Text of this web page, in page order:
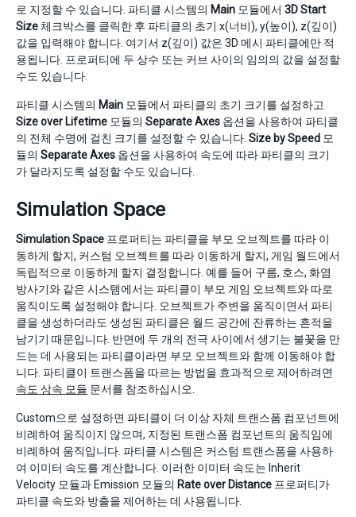
로 지정할 수 있습니다. 파티클 시스템의 Main 모듈에서 3D Start
Size 체크박스를 클릭한 후 파티클의 초기 x(너비), y(높이), z(깊이)
값을 입력해야 합니다. 여기서 z(깊이) 값은 3D 메시 파티클에만 적
용됩니다. 프로퍼티에 두 상수 또는 커브 사이의 임의의 값을 설정할
수도 있습니다.
파티클 시스템의 Main 모듈에서 파티클의 초기 크기를 설정하고
Size over Lifetime 모듈의 Separate Axes 옵션을 사용하여 파티클
의 전체 수명에 걸친 크기를 설정할 수 있습니다. Size by Speed 모
듈의 Separate Axes 옵션을 사용하여 속도에 따라 파티클의 크기
가 달라지도록 설정할 수도 있습니다.
Simulation Space
Simulation Space 프로퍼티는 파티클을 부모 오브젝트를 따라 이
동하게 할지, 커스텀 오브젝트를 따라 이동하게 할지, 게임 월드에서
독립적으로 이동하게 할지 결정합니다. 예를 들어 구름, 호스, 화염
방사기와 같은 시스템에서는 파티클이 부모 게임 오브젝트와 따로
움직이도록 설정해야 합니다. 오브젝트가 주변을 움직이면서 파티
클을 생성하더라도 생성된 파티클은 월드 공간에 잔류하는 흔적을
남기기 때문입니다. 반면에 두 개의 전극 사이에서 생기는 불꽃을 만
드는 데 사용되는 파티클이라면 부모 오브젝트와 함께 이동해야 합
니다. 파티클이 트랜스폼을 따르는 방법을 효과적으로 제어하려면
속도 상속 모듈 문서를 참조하십시오.
Custom으로 설정하면 파티클이 더 이상 자체 트랜스폼 컴포넌트에
비례하여 움직이지 않으며, 지정된 트랜스폼 컴포넌트의 움직임에
비례하여 움직입니다. 파티클 시스템은 커스텀 트랜스폼을 사용하
여 이미터 속도를 계산합니다. 이러한 이미터 속도는 Inherit
Velocity 모듈과 Emission 모듈의 Rate over Distance 프로퍼티가
파티클 속도와 방출을 제어하는 데 사용됩니다.